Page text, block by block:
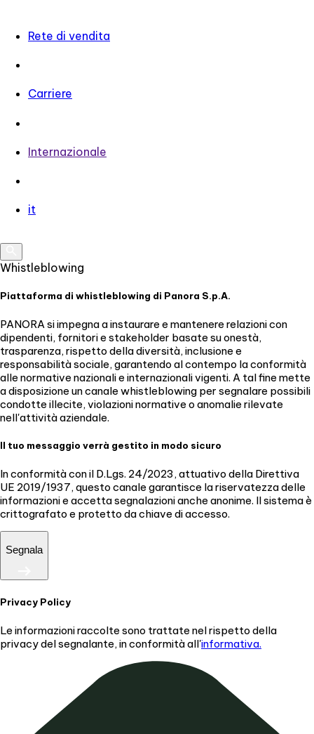
Rete di vendita
Carriere
Internazionale
it
Whistleblowing
Piattaforma di whistleblowing di Panora S.p.A.
PANORA si impegna a instaurare e mantenere relazioni con
dipendenti, fornitori e stakeholder basate su onestà,
trasparenza, rispetto della diversità, inclusione e
responsabilità sociale, garantendo al contempo la conformità
alle normative nazionali e internazionali vigenti. A tal fine mette
a disposizione un canale whistleblowing per segnalare possibili
condotte illecite, violazioni normative o anomalie rilevate
nell'attività aziendale.
Il tuo messaggio verrà gestito in modo sicuro
In conformità con il D.Lgs. 24/2023, attuativo della Direttiva
UE 2019/1937, questo canale garantisce la riservatezza delle
informazioni e accetta segnalazioni anche anonime. Il sistema è
crittografato e protetto da chiave di accesso.
Segnala
Privacy Policy
Le informazioni raccolte sono trattate nel rispetto della
privacy del segnalante, in conformità all'informativa.